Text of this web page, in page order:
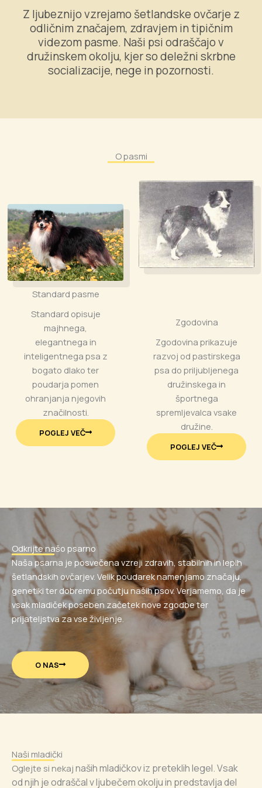
Z ljubeznijo vzrejamo šetlandske ovčarje z
odličnim značajem, zdravjem in tipičnim
videzom pasme. Naši psi odraščajo v
družinskem okolju, kjer so deležni skrbne
socializacije, nege in pozornosti.
O pasmi
Standard pasme
Standard opisuje
majhnega,
elegantnega in
inteligentnega psa z
bogato dlako ter
poudarja pomen
ohranjanja njegovih
značilnosti.
POGLEJ VEČ
Zgodovina
Zgodovina prikazuje
razvoj od pastirskega
psa do priljubljenega
družinskega in
športnega
spremljevalca vsake
družine.
POGLEJ VEČ
Odkrijte našo psarno
Naša psarna je posvečena vzreji zdravih, stabilnih in lepih
šetlandskih ovčarjev. Velik poudarek namenjamo značaju,
genetiki ter dobremu počutju naših psov. Verjamemo, da je
vsak mladiček poseben začetek nove zgodbe ter
prijateljstva za vse življenje.
O NAS
Naši mladički
Oglejte si nekaj naših mladičkov iz preteklih legel. Vsak
od njih je odraščal v ljubečem okolju in predstavlja del